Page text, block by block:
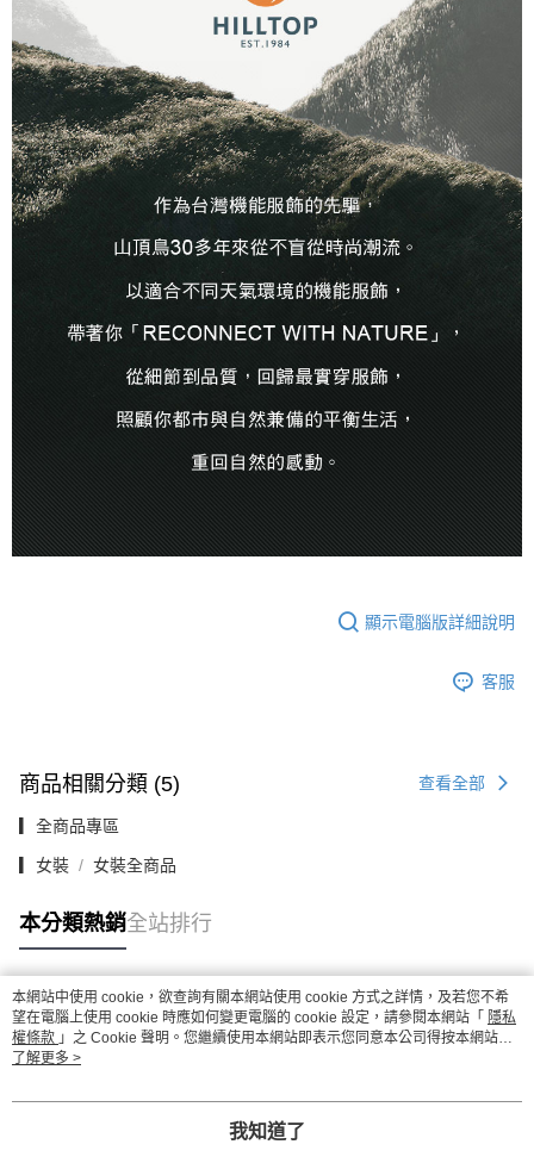
顯示電腦版詳細說明
客服
商品相關分類 (5) 查看全部
▎全商品專區
▎女裝 女裝全商品
本分類熱銷全站排行
熱門標籤
本網站中使用 cookie，欲查詢有關本網站使用 cookie 方式之詳情，及若您不希
望在電腦上使用 cookie 時應如何變更電腦的 cookie 設定，請參閱本網站「 隱私
權條款 」之 Cookie 聲明。您繼續使用本網站即表示您同意本公司得按本網站使
用條款之 Cookie 聲明使用 cookie。
了解更多 >
我知道了